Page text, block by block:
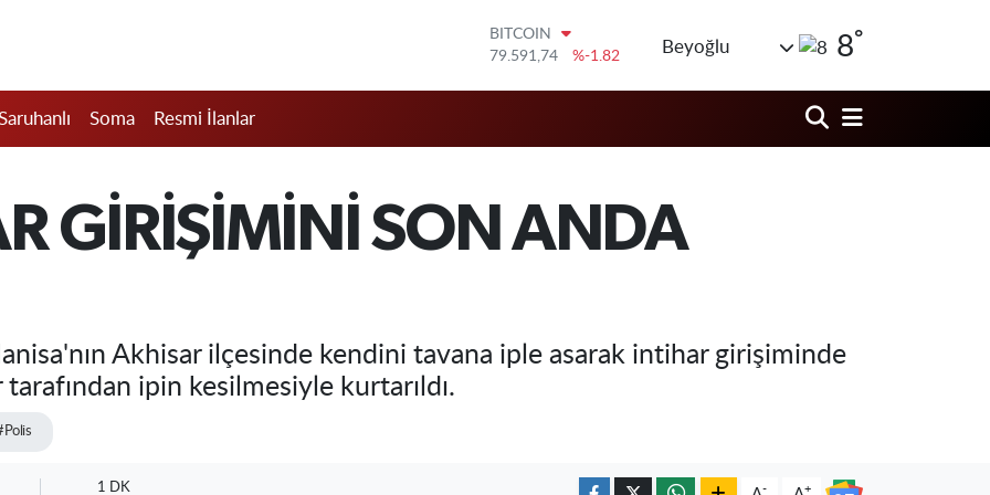
DOLAR
45,43620
%0.02
61,60380
%0.18
BİST100
14.598,00
%0
Beyoğlu 8°
Soma Resmi İlanlar
GİRİŞİMİNİ SON ANDA
Akhisar ilçesinde kendini tavana iple asarak intihar girişiminde
ipin kesilmesiyle kurtarıldı.
1 DK - +